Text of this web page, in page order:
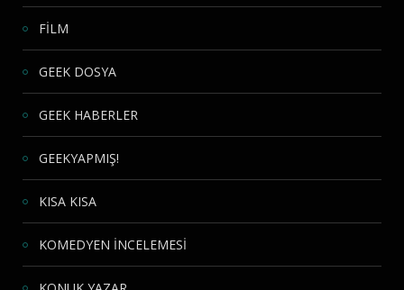
FİLM
GEEK DOSYA
GEEK HABERLER
GEEKYAPMIŞ!
KISA KISA
KOMEDYEN İNCELEMESİ